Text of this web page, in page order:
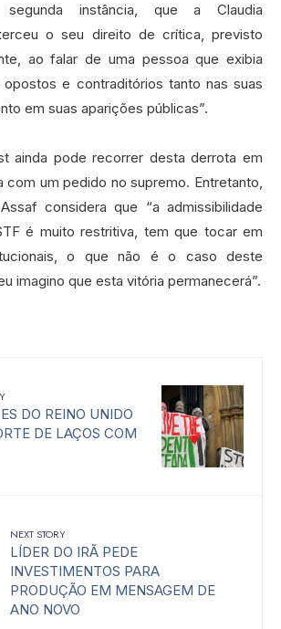
instância, que a Claudia
o seu direito de crítica, previsto
ao falar de uma pessoa que exibia
e contraditórios tanto nas suas
em suas aparições públicas”.
ainda pode recorrer desta derrota em
com um pedido no supremo. Entretanto,
considera que “a admissibilidade
é muito restritiva, tem que tocar em
o que não é o caso deste
imagino que esta vitória permanecerá”.
DO REINO UNIDO
DE LAÇOS COM
NEXT STORY
LÍDER DO IRÃ PEDE
INVESTIMENTOS PARA
PRODUÇÃO EM MENSAGEM DE
ANO NOVO